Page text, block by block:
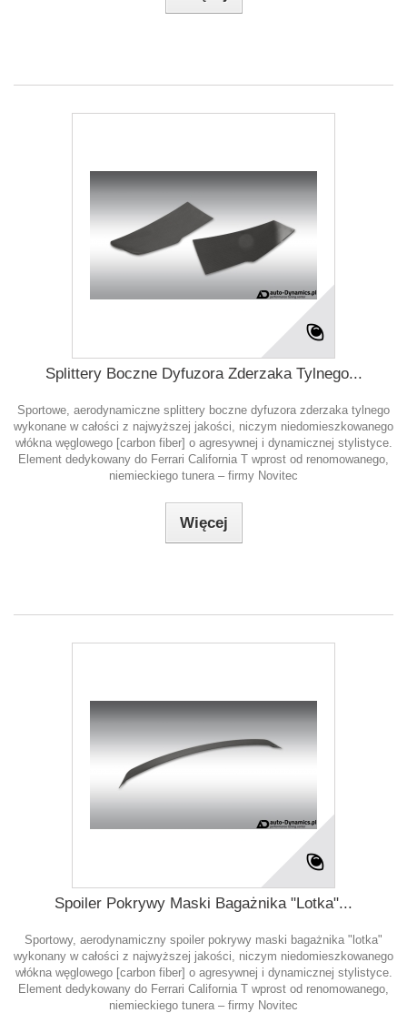
Splittery Boczne Dyfuzora Zderzaka Tylnego...
Sportowe, aerodynamiczne splittery boczne dyfuzora zderzaka tylnego
wykonane w całości z najwyższej jakości, niczym niedomieszkowanego
włókna węglowego [carbon fiber] o agresywnej i dynamicznej stylistyce.
Element dedykowany do Ferrari California T wprost od renomowanego,
niemieckiego tunera – firmy Novitec
Więcej
Spoiler Pokrywy Maski Bagażnika "Lotka"...
Sportowy, aerodynamiczny spoiler pokrywy maski bagażnika "lotka"
wykonany w całości z najwyższej jakości, niczym niedomieszkowanego
włókna węglowego [carbon fiber] o agresywnej i dynamicznej stylistyce.
Element dedykowany do Ferrari California T wprost od renomowanego,
niemieckiego tunera – firmy Novitec